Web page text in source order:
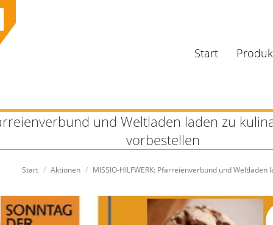
Start
und Weltladen laden zu
vorbestellen
Sie befinden sich hier:
Start Aktionen MISSIO-HILFWERK: Pfarreienverbund und Weltladen